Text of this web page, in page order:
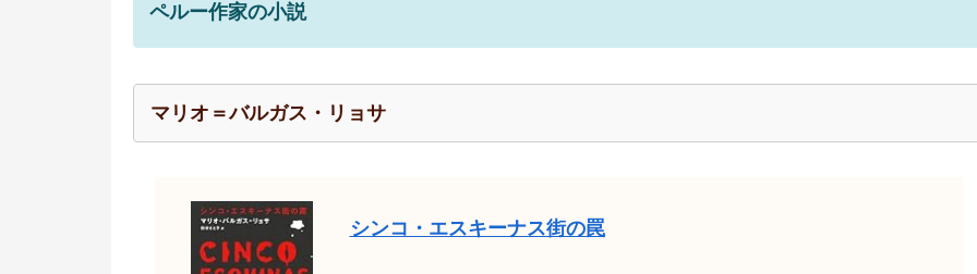
ペルー作家の小説
マリオ＝バルガス・リョサ
シンコ・エスキーナス街の罠